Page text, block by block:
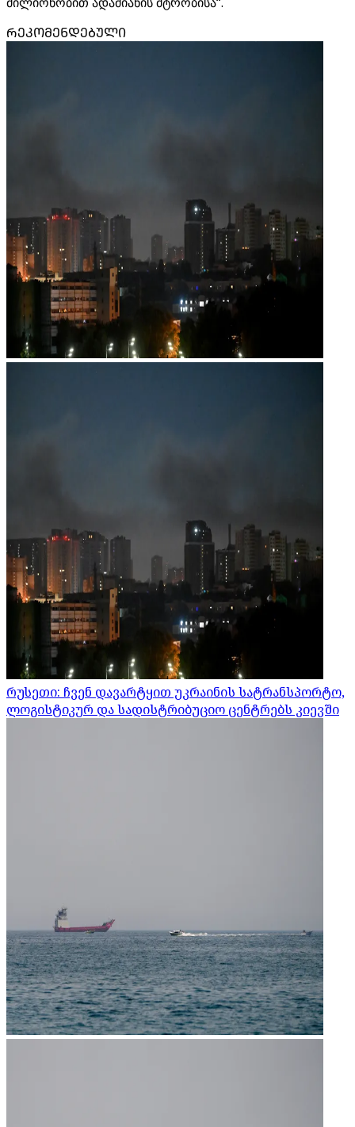
ᲠᲔᲙᲝᲛᲔᲜᲓᲔᲑᲣᲚᲘ
რუსეთი: ჩვენ დავარტყით უკრაინის სატრანსპორტო,
ლოგისტიკურ და სადისტრიბუციო ცენტრებს კიევში